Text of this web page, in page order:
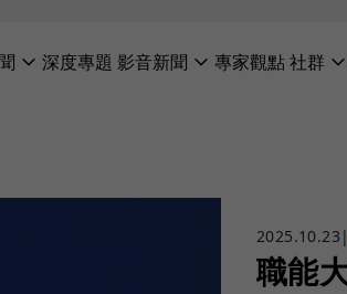
深度專題 影音新聞 專家觀點社群
2025.10.23
職能